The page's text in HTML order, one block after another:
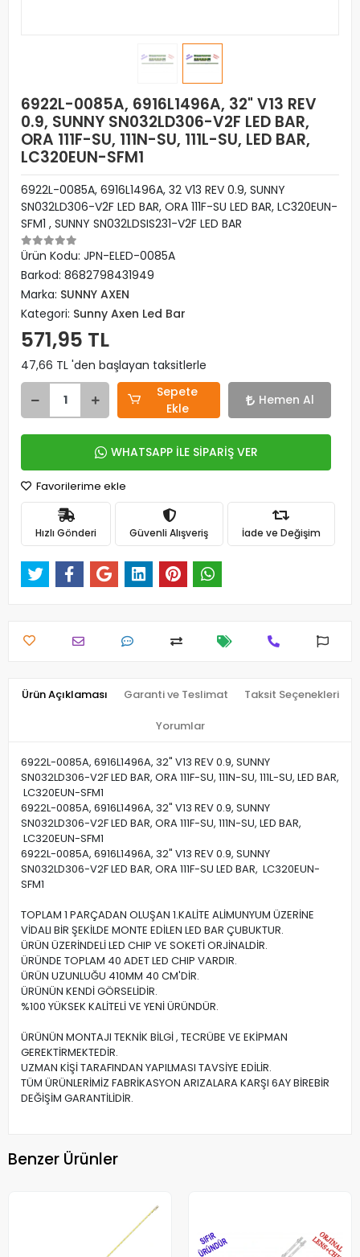
6922L-0085A, 6916L1496A, 32" V13 REV
0.9, SUNNY SN032LD306-V2F LED BAR,
ORA 111F-SU, 111N-SU, 111L-SU, LED BAR,
LC320EUN-SFM1
6922L-0085A, 6916L1496A, 32 V13 REV 0.9, SUNNY
SN032LD306-V2F LED BAR, ORA 111F-SU LED BAR, LC320EUN-
SFM1 , SUNNY SN032LDSIS231-V2F LED BAR
Ürün Kodu: JPN-ELED-0085A
Barkod: 8682798431949
Marka: SUNNY AXEN
Kategori: Sunny Axen Led Bar
571,95 TL
47,66 TL 'den başlayan taksitlerle
Sepete
Ekle
Hemen Al
WHATSAPP İLE SİPARİŞ VER
Favorilerime ekle
Hızlı Gönderi Güvenli Alışveriş İade ve Değişim
Ürün Açıklaması Garanti ve Teslimat Taksit Seçenekleri
Yorumlar
6922L-0085A, 6916L1496A, 32" V13 REV 0.9, SUNNY
SN032LD306-V2F LED BAR, ORA 111F-SU, 111N-SU, 111L-SU, LED BAR,
LC320EUN-SFM1
6922L-0085A, 6916L1496A, 32" V13 REV 0.9, SUNNY
SN032LD306-V2F LED BAR, ORA 111F-SU, 111N-SU, LED BAR,
LC320EUN-SFM1
6922L-0085A, 6916L1496A, 32" V13 REV 0.9, SUNNY
SN032LD306-V2F LED BAR, ORA 111F-SU LED BAR, LC320EUN-
SFM1
TOPLAM 1 PARÇADAN OLUŞAN 1.KALİTE ALİMUNYUM ÜZERİNE
VİDALI BİR ŞEKİLDE MONTE EDİLEN LED BAR ÇUBUKTUR.
ÜRÜN ÜZERİNDELİ LED CHIP VE SOKETİ ORJİNALDİR.
ÜRÜNDE TOPLAM 40 ADET LED CHIP VARDIR.
ÜRÜN UZUNLUĞU 410MM 40 CM'DİR.
ÜRÜNÜN KENDİ GÖRSELİDİR.
%100 YÜKSEK KALİTELİ VE YENİ ÜRÜNDÜR.
ÜRÜNÜN MONTAJI TEKNİK BİLGİ , TECRÜBE VE EKİPMAN
GEREKTİRMEKTEDİR.
UZMAN KİŞİ TARAFINDAN YAPILMASI TAVSİYE EDİLİR.
TÜM ÜRÜNLERİMİZ FABRİKASYON ARIZALARA KARŞI 6AY BİREBİR
DEĞİŞİM GARANTİLİDİR.
Benzer Ürünler